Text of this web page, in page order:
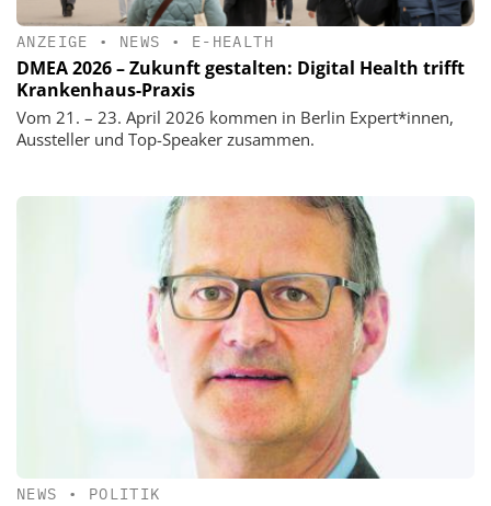
ANZEIGE • NEWS • E-HEALTH
DMEA 2026 – Zukunft gestalten: Digital Health trifft
Krankenhaus-Praxis
Vom 21. – 23. April 2026 kommen in Berlin Expert*innen,
Aussteller und Top-Speaker zusammen.
NEWS • POLITIK